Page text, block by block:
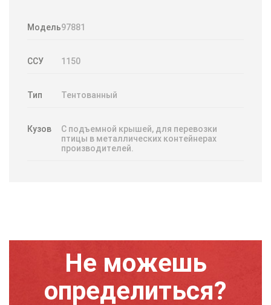
Модель97881
ССУ 1150
Тип Тентованный
Кузов
С подъемной крышей, для перевозки
птицы в металлических контейнерах
производителей.
Не можешь
определиться?